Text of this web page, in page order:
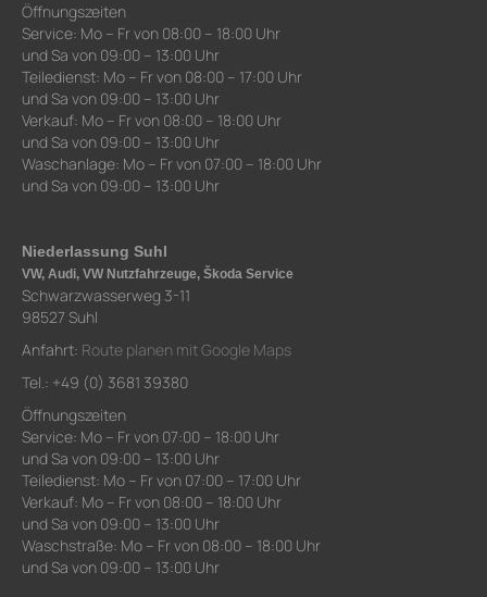
Öffnungszeiten
Service: Mo – Fr von 08:00 – 18:00 Uhr
und Sa von 09:00 – 13:00 Uhr
Teiledienst: Mo – Fr von 08:00 – 17:00 Uhr
und Sa von 09:00 – 13:00 Uhr
Verkauf: Mo – Fr von 08:00 – 18:00 Uhr
und Sa von 09:00 – 13:00 Uhr
Waschanlage: Mo – Fr von 07:00 – 18:00 Uhr
und Sa von 09:00 – 13:00 Uhr
Niederlassung Suhl
VW, Audi, VW Nutzfahrzeuge, Škoda Service
Schwarzwasserweg 3-11
98527 Suhl
Anfahrt: Route planen mit Google Maps
Tel.: +49 (0) 3681 39380
Öffnungszeiten
Service: Mo – Fr von 07:00 – 18:00 Uhr
und Sa von 09:00 – 13:00 Uhr
Teiledienst: Mo – Fr von 07:00 – 17:00 Uhr
Verkauf: Mo – Fr von 08:00 – 18:00 Uhr
und Sa von 09:00 – 13:00 Uhr
Waschstraße: Mo – Fr von 08:00 – 18:00 Uhr
und Sa von 09:00 – 13:00 Uhr